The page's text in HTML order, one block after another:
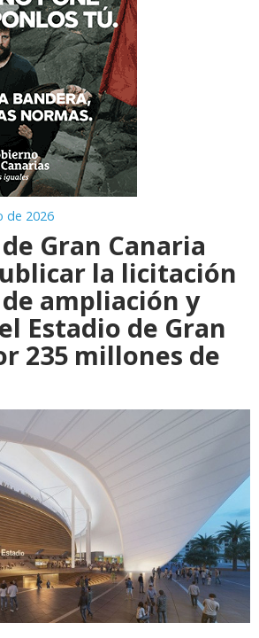
de 2026
Gran Canaria
la licitación
ampliación y
Estadio de Gran
235 millones de